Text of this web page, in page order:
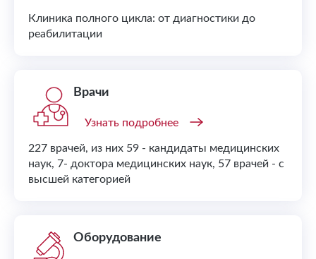
Клиника полного цикла: от диагностики до
реабилитации
Врачи
227 врачей, из них 59 - кандидаты медицинских
наук, 7- доктора медицинских наук, 57 врачей - с
высшей категорией
Узнать подробнее
Оборудование